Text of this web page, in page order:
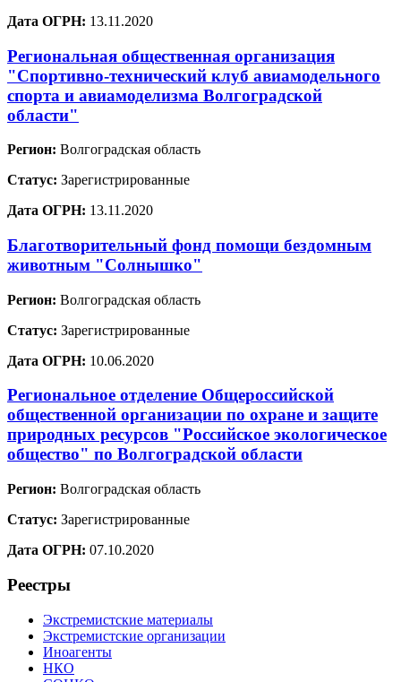
Дата ОГРН: 13.11.2020
Региональная общественная организация
"Спортивно-технический клуб авиамодельного
спорта и авиамоделизма Волгоградской
области"
Регион: Волгоградская область
Статус: Зарегистрированные
Дата ОГРН: 13.11.2020
Благотворительный фонд помощи бездомным
животным "Солнышко"
Регион: Волгоградская область
Статус: Зарегистрированные
Дата ОГРН: 10.06.2020
Региональное отделение Общероссийской
общественной организации по охране и защите
природных ресурсов "Российское экологическое
общество" по Волгоградской области
Регион: Волгоградская область
Статус: Зарегистрированные
Дата ОГРН: 07.10.2020
Реестры
Экстремистские материалы
Экстремистские организации
Иноагенты
НКО